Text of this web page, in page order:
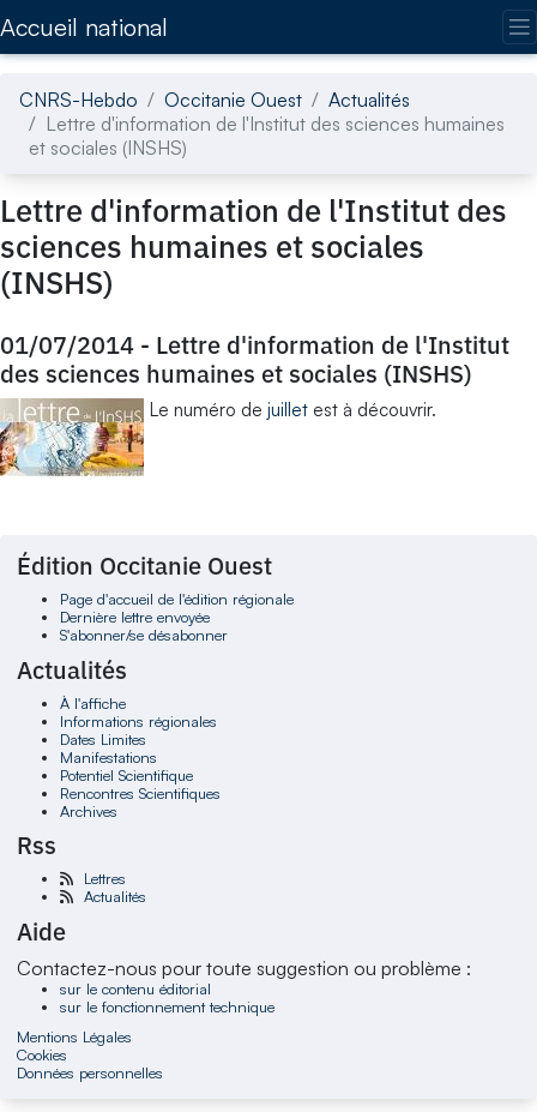
Accueil national
CNRS-Hebdo Occitanie Ouest
Actualités
Lettre d'information de l'Institut des sciences humaines
et sociales (INSHS)
Lettre d'information de l'Institut des
sciences humaines et sociales
(INSHS)
01/07/2014 - Lettre d'information de l'Institut
des sciences humaines et sociales (INSHS)
Le numéro de juillet est à découvrir.
Édition Occitanie Ouest
Page d'accueil de l'édition régionale
Dernière lettre envoyée
S'abonner/se désabonner
Actualités
À l'affiche
Informations régionales
Dates Limites
Manifestations
Potentiel Scientifique
Rencontres Scientifiques
Archives
Rss
Lettres
Actualités
Aide
Contactez-nous pour toute suggestion ou problème :
sur le contenu éditorial
sur le fonctionnement technique
Mentions Légales
Cookies
Données personnelles